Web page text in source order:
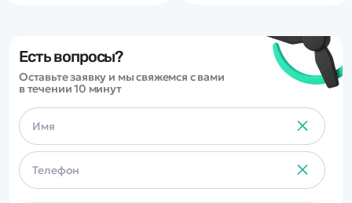
Есть вопросы?
Оставьте заявку и мы свяжемся с вами
в течении 10 минут